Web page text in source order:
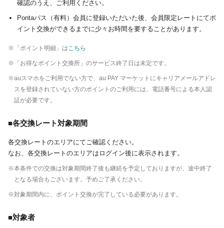
確認のうえ、ご利用ください。
Pontaパス（有料）会員に登録いただいた後、会員限定レートにてポ
イント交換ができるまでに少々お時間を要することがあります。
※「ポイント明細」はこちら
※「お得なポイント交換所」のサービス終了日は未定です。
※auスマホをご利用でない方で、au PAY マーケットにキャリアメールアドレ
スを登録されていない方のポイントのご利用には、電話番号による本人認
証が必要です。
■各交換レート対象期間
各交換レートのエリアにてご確認ください。
なお、各交換レートのエリアはログイン後に表示されます。
※本条件での交換は対象期間終了後も継続を予定しておりますが、途中終了
となる場合もございます。予めご了承ください。
※対象期間内に、ポイント交換が完了している必要があります。
■対象者